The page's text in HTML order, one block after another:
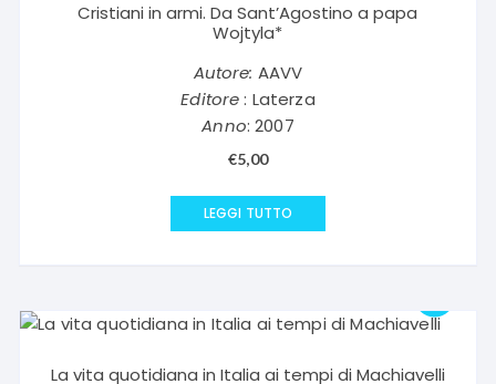
Cristiani in armi. Da Sant’Agostino a papa
Wojtyla*
Autore: AAVV
Editore: Laterza
Anno: 2007
€5,00
LEGGI TUTTO
La vita quotidiana in Italia ai tempi di Machiavelli